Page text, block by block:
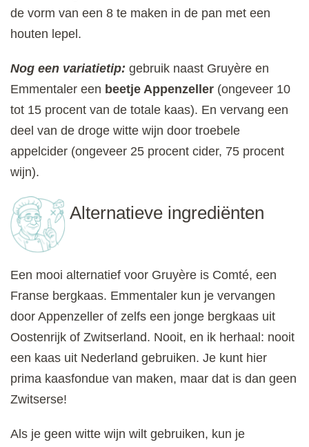
de vorm van een 8 te maken in de pan met een
houten lepel.
Nog een variatietip: gebruik naast Gruyère en
Emmentaler een beetje Appenzeller (ongeveer 10
tot 15 procent van de totale kaas). En vervang een
deel van de droge witte wijn door troebele
appelcider (ongeveer 25 procent cider, 75 procent
wijn).
Alternatieve ingrediënten
Een mooi alternatief voor Gruyère is Comté, een
Franse bergkaas. Emmentaler kun je vervangen
door Appenzeller of zelfs een jonge bergkaas uit
Oostenrijk of Zwitserland. Nooit, en ik herhaal: nooit
een kaas uit Nederland gebruiken. Je kunt hier
prima kaasfondue van maken, maar dat is dan geen
Zwitserse!
Als je geen witte wijn wilt gebruiken, kun je